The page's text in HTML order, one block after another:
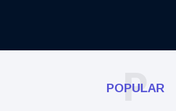
POPULAR
P